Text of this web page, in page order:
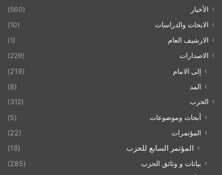
الأخبار
(560)
الابحاث والدراسات
(10)
الارشيف العام
(1)
الاصدارات
(229)
إلى الامام
(219)
المد
(8)
الحزب (312)
أبحاث وموضوعات
(5)
المؤتمرات
(22)
المؤتمر السابع للحزب (18)
بيانات و وثائق الحزب (285)